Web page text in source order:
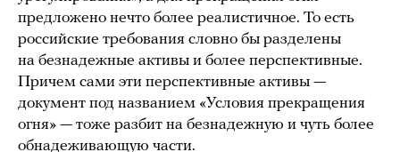
предложено нечто более реалистичное. То есть
российские требования словно бы разделены
на безнадежные активы и более перспективные.
Причем сами эти перспективные активы —
документ под названием «Условия прекращения
огня» — тоже разбит на безнадежную и чуть более
обнадеживающую части.